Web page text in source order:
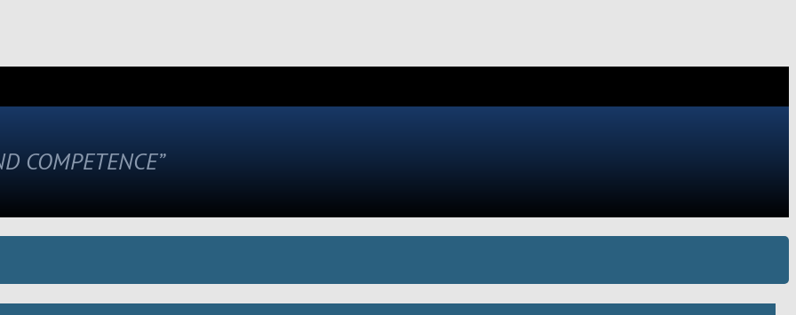
COMPETENCE”